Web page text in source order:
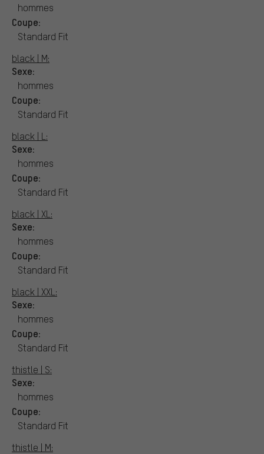
hommes
Coupe:
Standard Fit
black | M:
Sexe:
hommes
Coupe:
Standard Fit
black | L:
Sexe:
hommes
Coupe:
Standard Fit
black | XL:
Sexe:
hommes
Coupe:
Standard Fit
black | XXL:
Sexe:
hommes
Coupe:
Standard Fit
thistle | S:
Sexe:
hommes
Coupe:
Standard Fit
thistle | M: